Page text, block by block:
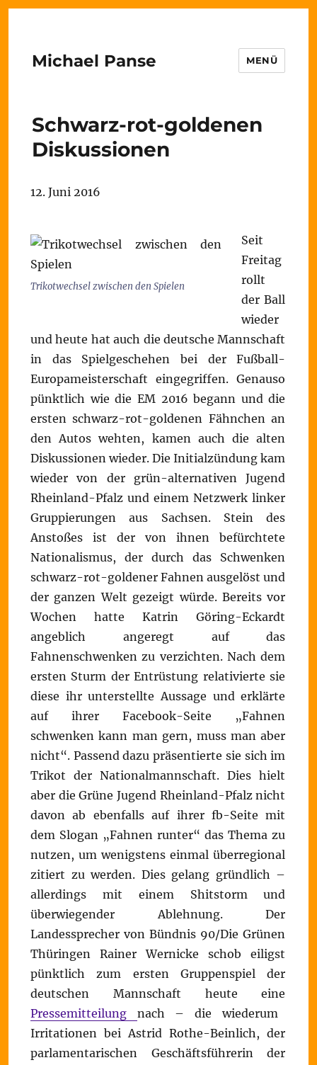
Michael Panse MENÜ
Schwarz-rot-goldenen
Diskussionen
12. Juni 2016
Trikotwechsel zwischen den Spielen
Seit
Freitag
rollt
der Ball
wieder
und heute hat auch die deutsche Mannschaft
in das Spielgeschehen bei der Fußball-
Europameisterschaft eingegriffen. Genauso
pünktlich wie die EM 2016 begann und die
ersten schwarz-rot-goldenen Fähnchen an
den Autos wehten, kamen auch die alten
Diskussionen wieder. Die Initialzündung kam
wieder von der grün-alternativen Jugend
Rheinland-Pfalz und einem Netzwerk linker
Gruppierungen aus Sachsen. Stein des
Anstoßes ist der von ihnen befürchtete
Nationalismus, der durch das Schwenken
schwarz-rot-goldener Fahnen ausgelöst und
der ganzen Welt gezeigt würde. Bereits vor
Wochen hatte Katrin Göring-Eckardt
angeblich angeregt auf das
Fahnenschwenken zu verzichten. Nach dem
ersten Sturm der Entrüstung relativierte sie
diese ihr unterstellte Aussage und erklärte
auf ihrer Facebook-Seite „Fahnen
schwenken kann man gern, muss man aber
nicht“. Passend dazu präsentierte sie sich im
Trikot der Nationalmannschaft. Dies hielt
aber die Grüne Jugend Rheinland-Pfalz nicht
davon ab ebenfalls auf ihrer fb-Seite mit
dem Slogan „Fahnen runter“ das Thema zu
nutzen, um wenigstens einmal überregional
zitiert zu werden. Dies gelang gründlich –
allerdings mit einem Shitstorm und
überwiegender Ablehnung. Der
Landessprecher von Bündnis 90/Die Grünen
Thüringen Rainer Wernicke schob eiligst
pünktlich zum ersten Gruppenspiel der
deutschen Mannschaft heute eine
Pressemitteilung nach – die wiederum
Irritationen bei Astrid Rothe-Beinlich, der
parlamentarischen Geschäftsführerin der